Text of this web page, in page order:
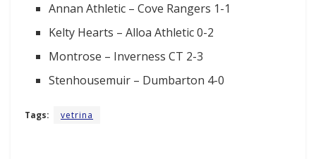
Annan Athletic – Cove Rangers 1-1
Kelty Hearts – Alloa Athletic 0-2
Montrose – Inverness CT 2-3
Stenhousemuir – Dumbarton 4-0
Tags: vetrina